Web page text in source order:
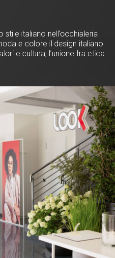
italiano nell’occhialeria
e colore il design italiano
e cultura, l’unione fra etica